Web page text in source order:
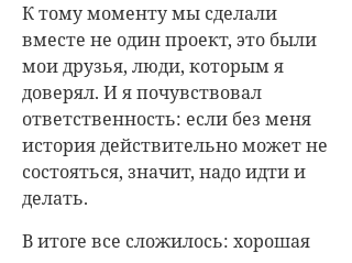
К тому моменту мы сделали
вместе не один проект, это были
мои друзья, люди, которым я
доверял. И я почувствовал
ответственность: если без меня
история действительно может не
состояться, значит, надо идти и
делать.
В итоге все сложилось: хорошая